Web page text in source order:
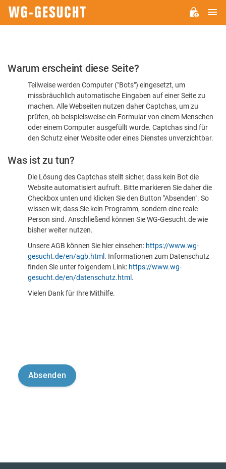
Bitte
dass
sind
Warum erscheint diese Seite?
Teilweise werden Computer ("Bots") eingesetzt, um
missbräuchlich automatische Eingaben auf einer Seite zu
machen. Alle Webseiten nutzen daher Captchas, um zu
prüfen, ob beispielsweise ein Formular von einem Menschen
oder einem Computer ausgefüllt wurde. Captchas sind für
den Schutz einer Website oder eines Dienstes unverzichtbar.
Was ist zu tun?
Die Lösung des Captchas stellt sicher, dass kein Bot die
Website automatisiert aufruft. Bitte markieren Sie daher die
Checkbox unten und klicken Sie den Button "Absenden". So
wissen wir, dass Sie kein Programm, sondern eine reale
Person sind. Anschließend können Sie WG-Gesucht.de wie
bisher weiter nutzen.
Unsere AGB können Sie hier einsehen: https://www.wg-
gesucht.de/en/agb.html . Informationen zum Datenschutz
finden Sie unter folgendem Link: https://www.wg-
gesucht.de/en/datenschutz.html .
Vielen Dank für Ihre Mithilfe.